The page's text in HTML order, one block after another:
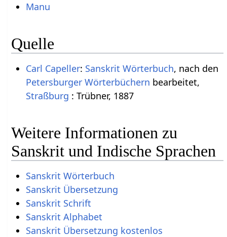
Manu
Quelle
Carl Capeller: Sanskrit Wörterbuch, nach den
Petersburger Wörterbüchern bearbeitet,
Straßburg : Trübner, 1887
Weitere Informationen zu
Sanskrit und Indische Sprachen
Sanskrit Wörterbuch
Sanskrit Übersetzung
Sanskrit Schrift
Sanskrit Alphabet
Sanskrit Übersetzung kostenlos